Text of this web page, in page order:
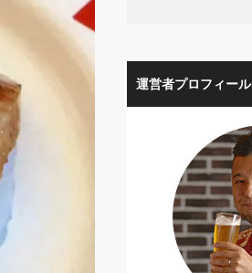
運営者プロフィール